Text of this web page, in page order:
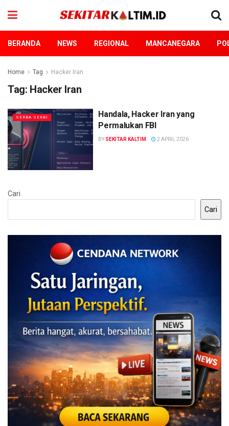
BERANDA NEWS REGIONAL MANCANEGARA
Home Tag Hacker Iran
Tag: Hacker Iran
SERBA SERBI
Handala, Hacker Iran yang
Permalukan FBI
BY SEKITAR KALTIM 2 APRIL 2026
Cari
Cari